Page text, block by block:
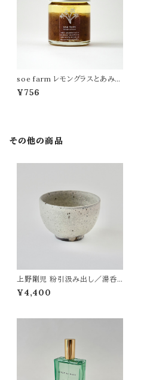
soe farm レモングラスとあみえ
びのラー油
¥756
その他の商品
上野剛児 粉引汲み出し／湯呑
み
¥4,400